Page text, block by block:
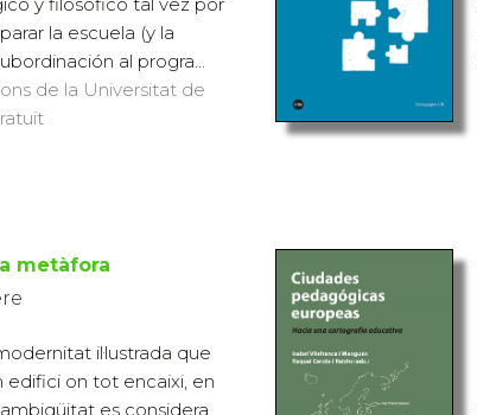
la escuela (y la
al progra...
de la Universitat de
metàfora
il·lustrada que
edifici on tot encaixi, en
es considera